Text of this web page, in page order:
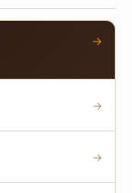
→
→
→